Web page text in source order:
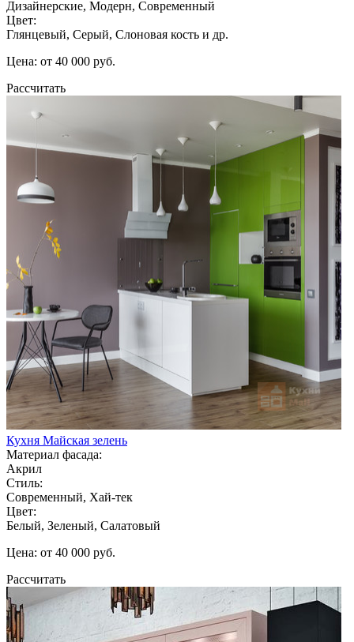
Дизайнерские, Модерн, Современный
Цвет:
Глянцевый, Серый, Слоновая кость и др.
Цена: от 40 000 руб.
Рассчитать
Кухня Майская зелень
Материал фасада:
Акрил
Стиль:
Современный, Хай-тек
Цвет:
Белый, Зеленый, Салатовый
Цена: от 40 000 руб.
Рассчитать